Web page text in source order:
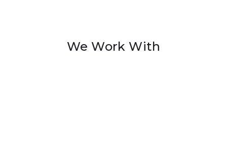
We Work With